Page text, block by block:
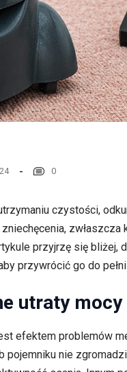
0
czystości,
zwłaszcza
przyjrzę się bliżej,
przywrócić go do
utraty mocy
efektem problemów
nie